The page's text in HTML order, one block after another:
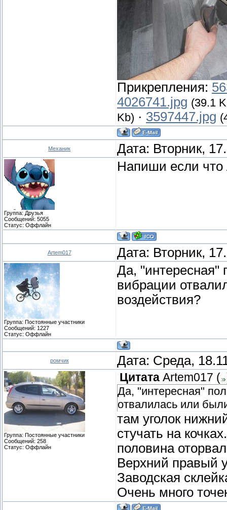
Прикрепления:
4026741.jpg (39.1
Kb) · 3597447.jpg
Механик Дата: Вторник,
Группа: Друзья
Сообщений: 5055
Статус: Оффлайн
Напиши если что
Artem017 Дата: Вторник,
Группа: Постоянные участники
Сообщений: 1227
Статус: Оффлайн
Да, "интересная"
вибрации
воздействия?
ромчик Дата: Среда,
Группа: Постоянные участники
Сообщений: 258
Статус: Оффлайн
Цитата Artem017 (
Да, "интересная"
отвалилась или
там уголок
стучать на
половина
Верхний правый
Заводская
Очень много